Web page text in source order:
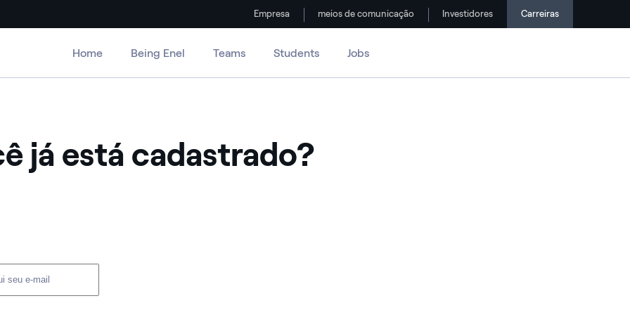
Empresa meios de comunicação Investidores Carreiras
Home Being Enel Teams Students Jobs
já está cadastrado?
e senha